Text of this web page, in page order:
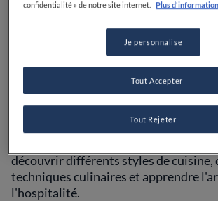
En cuisine, vous aimeriez en faire plus,
table que vous êtes le plus performant.
techniques de cuisine, mais pour
intérêt est d'accumuler des
gastronomiques.
découvrir différents styles de cuisine,
techniques culinaires et apprendre
l'hospitalité.
confidentialité » de notre site internet.
Plus d'information
Je personnalise
Tout Rejeter
Tout Accepter